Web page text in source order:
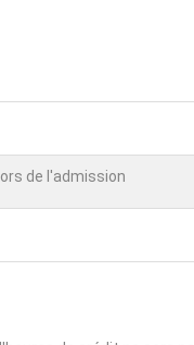
de l'admission